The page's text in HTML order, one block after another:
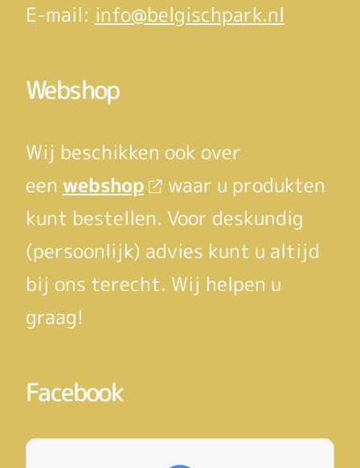
E-mail: info@belgischpark.nl
Webshop
Wij beschikken ook over
een webshop
waar u produkten
kunt bestellen. Voor deskundig
(persoonlijk) advies kunt u altijd
bij ons terecht. Wij helpen u
graag!
Facebook